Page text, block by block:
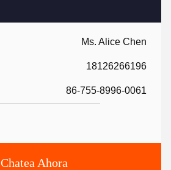
Ms. Alice Chen
18126266196
86-755-8996-0061
Chatea Ahora